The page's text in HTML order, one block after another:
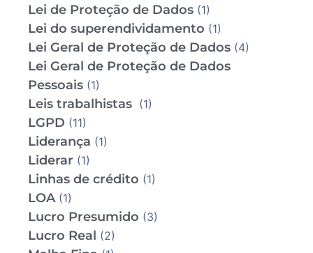
Lei de Proteção de Dados (1)
Lei do superendividamento (1)
Lei Geral de Proteção de Dados (4)
Lei Geral de Proteção de Dados
Pessoais (1)
Leis trabalhistas (1)
LGPD (11)
Liderança (1)
Liderar (1)
Linhas de crédito (1)
LOA(1)
Lucro Presumido (3)
Lucro Real (2)